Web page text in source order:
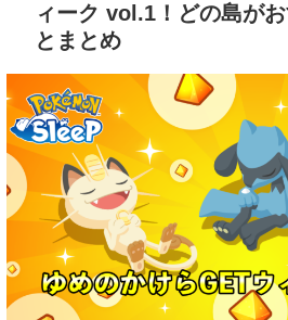
ィーク vol.1！どの島が
とまとめ